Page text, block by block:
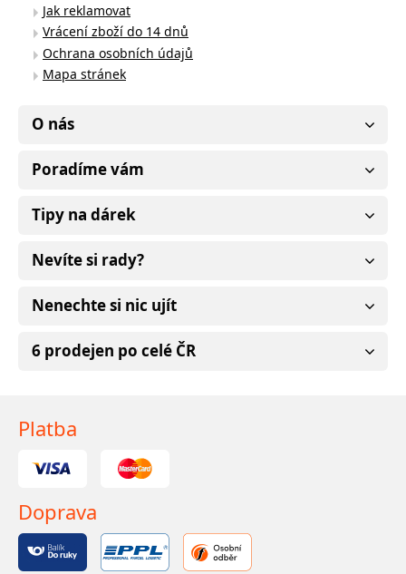
Jak reklamovat
Vrácení zboží do 14 dnů
Ochrana osobních údajů
Mapa stránek
O nás
Poradíme vám
Tipy na dárek
Nevíte si rady?
Nenechte si nic ujít
6 prodejen po celé ČR
Platba
Doprava